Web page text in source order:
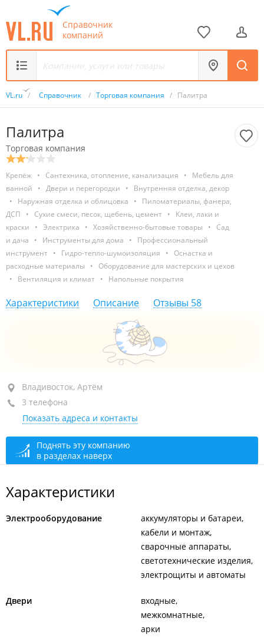
Справочник
компаний
VL.ru / Справочник / Торговая компания / Палитра
Палитра
Торговая компания
Крепёж • Сантехника, отопление, канализация •
Мебель для
ванной
• Двери и перегородки •
Внутренняя отделка, декор
•
Наружная отделка и облицовка •
Пиломатериалы, фанера,
ДСП
• Сухие смеси, песок, щебень, цемент •
Клеи, лаки и
краски
• Электрика • Хозяйственно-бытовые товары •
Сад
и дача
• Инструменты для дома •
Профессиональный
инструмент • Гидро-тепло-шумоизоляция •
Оснастка и
расходные материалы
•
Оборудование для мастерских и цехов
•
Вентиляция и климат • Напольные покрытия
Характеристики Описание Отзывы 58
район "Вторая речка", ул. Бородинская, 46/50
ТЦ "Виктория", 2-й этаж, пав. 59
+7 (423) 239-05-00доб. 2
закрыто, откроется в 09:00
Владивосток, Артём
3 телефона
Показать адреса и контакты
Поднять эту компанию
в разделах наверх
Характеристики
Электрооборудование
аккумуляторы и батареи
кабели и монтаж
сварочные аппараты
светотехнические изделия
электрощиты и автоматы
Двери
входные
межкомнатные
арки